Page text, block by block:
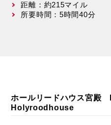
距離：約215マイル
所要時間：5時間40分
ホールリードハウス宮殿
Holyroodhouse